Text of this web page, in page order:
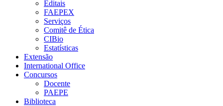
Editais
FAEPEX
Serviços
Comitê de Ética
CIBio
Estatísticas
Extensão
International Office
Concursos
Docente
PAEPE
Biblioteca